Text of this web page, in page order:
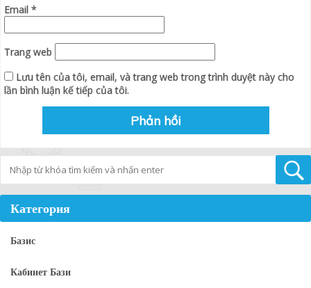
Email *
Trang web
Lưu tên của tôi, email, và trang web trong trình duyệt này cho
lần bình luận kế tiếp của tôi.
Категория
Базис
Кабинет Бази